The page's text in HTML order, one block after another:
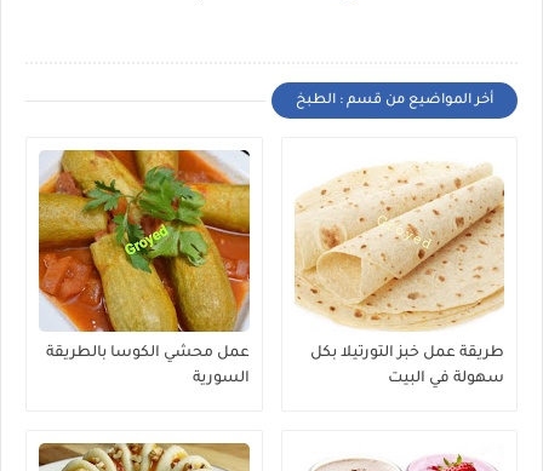
أخر المواضيع من قسم : الطبخ
طريقة عمل خبز التورتيلا بكل
سهولة في البيت
عمل محشي الكوسا بالطريقة
السورية